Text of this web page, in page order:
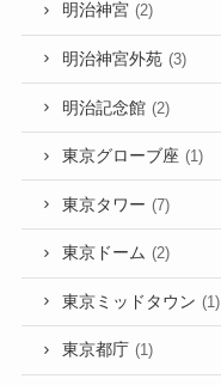
明治神宮 (2)
明治神宮外苑 (3)
明治記念館 (2)
東京グローブ座 (1)
東京タワー (7)
東京ドーム (2)
東京ミッドタウン (1)
東京都庁 (1)